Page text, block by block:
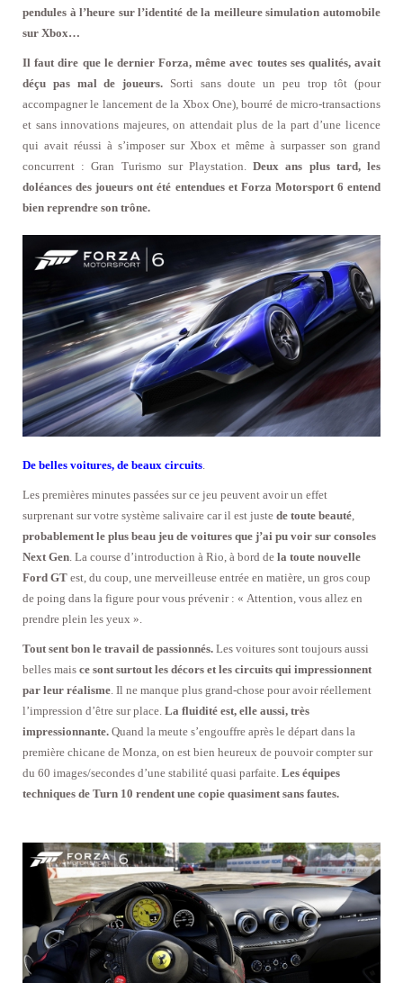
pendules à l’heure sur l’identité de la meilleure simulation automobile
sur Xbox…
Il faut dire que le dernier Forza, même avec toutes ses qualités, avait
déçu pas mal de joueurs. Sorti sans doute un peu trop tôt (pour
accompagner le lancement de la Xbox One), bourré de micro-transactions
et sans innovations majeures, on attendait plus de la part d’une licence
qui avait réussi à s’imposer sur Xbox et même à surpasser son grand
concurrent : Gran Turismo sur Playstation.Deux ans plus tard, les
doléances des joueurs ont été entendues et Forza Motorsport 6 entend
bien reprendre son trône.
De belles voitures, de beaux circuits
Les premières minutes passées sur ce jeu peuvent avoir un effet
surprenant sur votre système salivaire car il est juste de toute beauté
probablement le plus beau jeu de voitures que j’ai pu voir sur consoles
Next Gen . La course d’introduction à Rio, à bord de la toute nouvelle
Ford GT est, du coup, une merveilleuse entrée en matière, un gros coup
de poing dans la figure pour vous prévenir : « Attention, vous allez en
prendre plein les yeux ».
Tout sent bon le travail de passionnés. Les voitures sont toujours aussi
belles mais ce sont surtout les décors et les circuits qui impressionnent
par leur réalisme . Il ne manque plus grand-chose pour avoir réellement
l’impression d’être sur place. La fluidité est, elle aussi, très
impressionnante. Quand la meute s’engouffre après le départ dans la
première chicane de Monza, on est bien heureux de pouvoir compter sur
du 60 images/secondes d’une stabilité quasi parfaite. Les équipes
techniques de Turn 10 rendent une copie quasiment sans fautes.